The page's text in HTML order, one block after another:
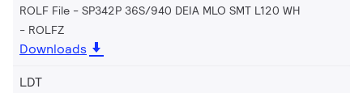
ROLF File - SP342P 36S/940 DEIA MLO SMT L120 WH
ROLFZ
Downloads
LDT